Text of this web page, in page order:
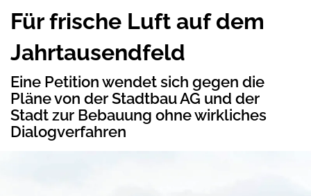
Für frische Luft auf dem
Jahrtausendfeld
Eine Petition wendet sich gegen die
Pläne von der Stadtbau AG und der
Stadt zur Bebauung ohne wirkliches
Dialogverfahren